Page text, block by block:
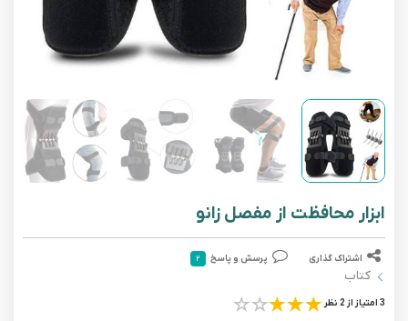
ابزار محافظت از مفصل زانو
اشتراک گذاری پرسش و پاسخ ۲
کتاب
3 امتیاز از 2 نظر